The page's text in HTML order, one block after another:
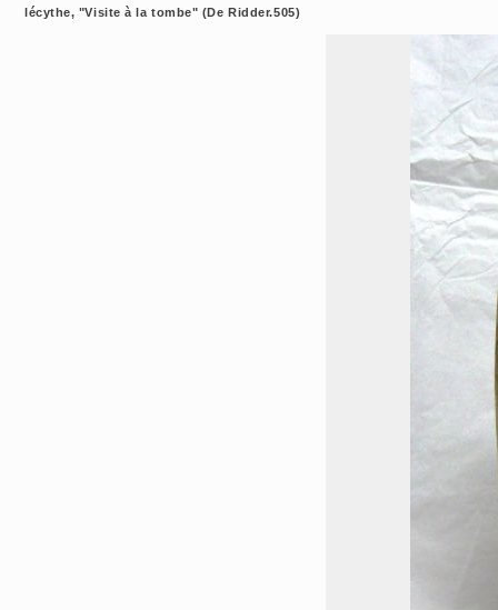
lécythe, "Visite à la tombe" (De Ridder.505)